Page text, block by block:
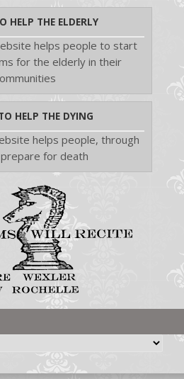
HELP THE ELDERLY
helps people to start
for the elderly in their
HELP THE DYING
helps people, through
for death